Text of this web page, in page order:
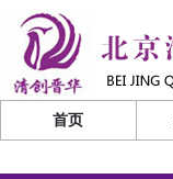
首页